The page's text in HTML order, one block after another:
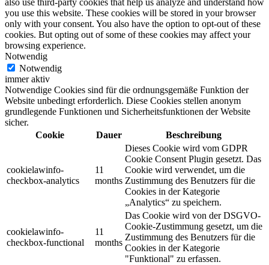
also use third-party cookies that help us analyze and understand how
you use this website. These cookies will be stored in your browser
only with your consent. You also have the option to opt-out of these
cookies. But opting out of some of these cookies may affect your
browsing experience.
Notwendig
Notwendig
immer aktiv
Notwendige Cookies sind für die ordnungsgemäße Funktion der
Website unbedingt erforderlich. Diese Cookies stellen anonym
grundlegende Funktionen und Sicherheitsfunktionen der Website
sicher.
Cookie
Dauer Beschreibung
cookielawinfo-
checkbox-analytics
11
months
Dieses Cookie wird vom GDPR
Cookie Consent Plugin gesetzt. Das
Cookie wird verwendet, um die
Zustimmung des Benutzers für die
Cookies in der Kategorie
„Analytics“ zu speichern.
cookielawinfo-
checkbox-functional
11
months
Das Cookie wird von der DSGVO-
Cookie-Zustimmung gesetzt, um die
Zustimmung des Benutzers für die
Cookies in der Kategorie
"Funktional" zu erfassen.